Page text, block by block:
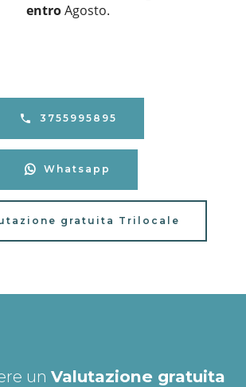
entroAgosto.
3755995895
Whatsapp
gratuita Trilocale
un Valutazione gratuita